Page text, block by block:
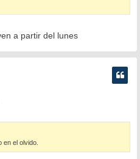
a partir del lunes
en el olvido.